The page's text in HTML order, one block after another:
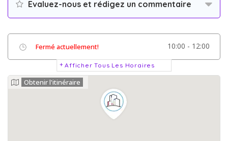
Evaluez-nous et rédigez un commentaire
Fermé actuellement! 10:00 - 12:00
Afficher Tous Les Horaires
Obtenir l'itinéraire